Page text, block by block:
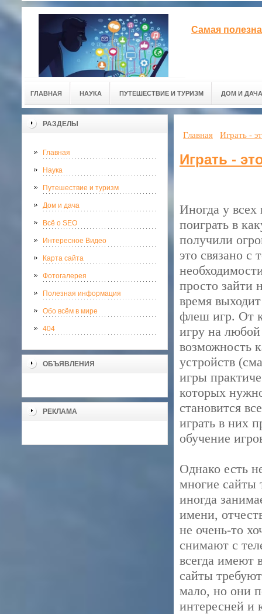
Самая
ГЛАВНАЯ НАУКА ПУТЕШЕСТВИЕ И ТУРИЗМ ДОМ И ДАЧА
РАЗДЕЛЫ
Главная
Наука
Путешествие и туризм
Дом и дача
Всё о SEO
Интересное Видео
Карта сайта
Фотогалерея
Полезная информация
Обо всём в мире
404
ОБЪЯВЛЕНИЯ
РЕКЛАМА
Главная Играть -
Играть -
Иногда у всех
поиграть в
получили
это связано с
просто зайти
время
флеш игр. От
игру на любой
возможность
устройств
игры
которых
становится
играть в них
обучение
Однако есть
многие сайты
иногда
имени,
не очень-то
снимают с
всегда имеют
сайты
мало, но они
интересней и